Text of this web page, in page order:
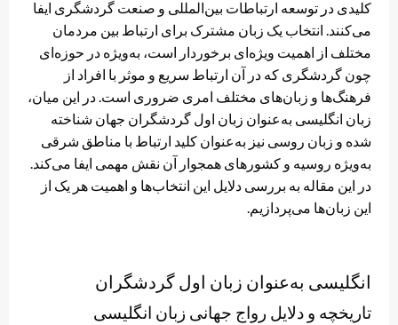
کلیدی در توسعه ارتباطات بین‌المللی و صنعت گردشگری ایفا
می‌کنند. انتخاب یک زبان مشترک برای ارتباط بین مردمان
مختلف از اهمیت ویژه‌ای برخوردار است، به‌ویژه در حوزه‌ای
چون گردشگری که در آن ارتباط سریع و موثر با افراد از
فرهنگ‌ها و زبان‌های مختلف امری ضروری است. در این میان،
زبان انگلیسی به‌عنوان زبان اول گردشگران جهان شناخته
شده و زبان روسی نیز به‌عنوان کلید ارتباط با مناطق شرقی
به‌ویژه روسیه و کشورهای همجوار آن نقش مهمی ایفا می‌کند.
در این مقاله به بررسی دلایل این انتخاب‌ها و اهمیت هر یک از
این زبان‌ها می‌پردازیم.
انگلیسی به‌عنوان زبان اول گردشگران
تاریخچه و دلایل رواج جهانی زبان انگلیسی